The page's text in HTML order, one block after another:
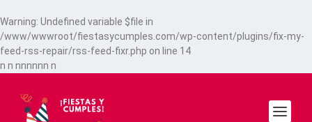
Warning: Undefined variable $file in
/www/wwwroot/fiestasycumples.com/wp-content/plugins/fix-my-
feed-rss-repair/rss-feed-fixr.php on line 14
n n nnnnnn n